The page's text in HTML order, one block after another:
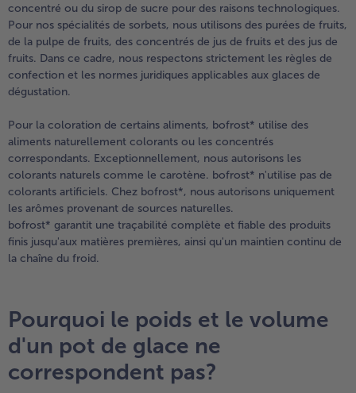
concentré ou du sirop de sucre pour des raisons technologiques.
Pour nos spécialités de sorbets, nous utilisons des purées de fruits,
de la pulpe de fruits, des concentrés de jus de fruits et des jus de
fruits. Dans ce cadre, nous respectons strictement les règles de
confection et les normes juridiques applicables aux glaces de
dégustation.
Pour la coloration de certains aliments, bofrost* utilise des
aliments naturellement colorants ou les concentrés
correspondants. Exceptionnellement, nous autorisons les
colorants naturels comme le carotène. bofrost* n'utilise pas de
colorants artificiels. Chez bofrost*, nous autorisons uniquement
les arômes provenant de sources naturelles.
bofrost* garantit une traçabilité complète et fiable des produits
finis jusqu'aux matières premières, ainsi qu'un maintien continu de
la chaîne du froid.
Pourquoi le poids et le volume
d'un pot de glace ne
correspondent pas?